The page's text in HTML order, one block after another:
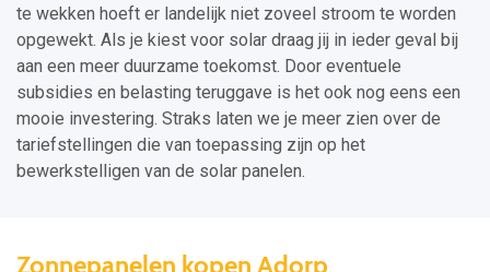
te wekken hoeft er landelijk niet zoveel stroom te worden
opgewekt. Als je kiest voor solar draag jij in ieder geval bij
aan een meer duurzame toekomst. Door eventuele
subsidies en belasting teruggave is het ook nog eens een
mooie investering. Straks laten we je meer zien over de
tariefstellingen die van toepassing zijn op het
bewerkstelligen van de solar panelen.
Zonnepanelen kopen Adorp